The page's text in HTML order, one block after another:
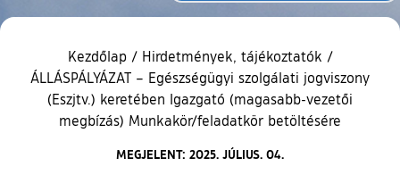
Kezdőlap / Hirdetmények, tájékoztatók /
ÁLLÁSPÁLYÁZAT – Egészségügyi szolgálati jogviszony
(Eszjtv.) keretében Igazgató (magasabb-vezetői
megbízás) Munkakör/feladatkör betöltésére
MEGJELENT: 2025. JÚLIUS. 04.